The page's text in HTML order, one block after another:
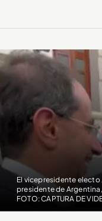
El vicepresidente electo
presidente de
FOTO: CAPTURA DE